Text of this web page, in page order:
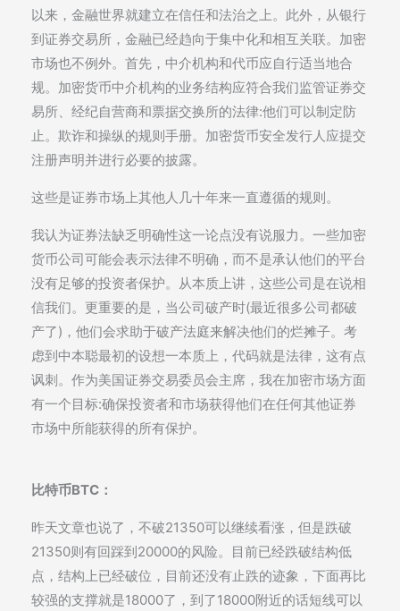
以来，金融世界就建立在信任和法治之上。此外，从银行
到证券交易所，金融已经趋向于集中化和相互关联。加密
市场也不例外。首先，中介机构和代币应自行适当地合
规。加密货币中介机构的业务结构应符合我们监管证券交
易所、经纪自营商和票据交换所的法律:他们可以制定防
止。欺诈和操纵的规则手册。加密货币安全发行人应提交
注册声明并进行必要的披露。
这些是证券市场上其他人几十年来一直遵循的规则。
我认为证券法缺乏明确性这一论点没有说服力。一些加密
货币公司可能会表示法律不明确，而不是承认他们的平台
没有足够的投资者保护。从本质上讲，这些公司是在说相
信我们。更重要的是，当公司破产时(最近很多公司都破
产了)，他们会求助于破产法庭来解决他们的烂摊子。考
虑到中本聪最初的设想一本质上，代码就是法律，这有点
讽刺。作为美国证券交易委员会主席，我在加密市场方面
有一个目标:确保投资者和市场获得他们在任何其他证券
市场中所能获得的所有保护。
比特币BTC：
昨天文章也说了，不破21350可以继续看涨，但是跌破
21350则有回踩到20000的风险。目前已经跌破结构低
点，结构上已经破位，目前还没有止跌的迹象，下面再比
较强的支撑就是18000了，到了18000附近的话短线可以